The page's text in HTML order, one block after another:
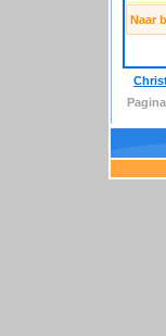
Naar
Pagina